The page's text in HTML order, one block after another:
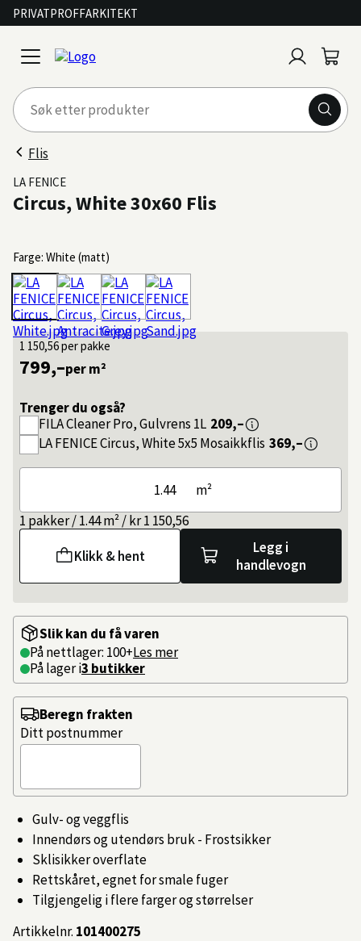
PRIVATPROFFARKITEKT
open
menu
inn
Flis
LA FENICE
Circus, White 30x60 Flis
Farge: White (matt)
1 150,56per pakke
799,–per m²
Trenger du også?
FILACleaner Pro, Gulvrens 1L 209,–
LA FENICECircus, White 5x5 Mosaikkflis 369,–
m²
1 pakker / 1.44 m² / kr 1 150,56
Klikk & hent
Legg i
handlevogn
Slik kan du få varen
På nettlager: 100+Les mer
På lager i3 butikker
Gulv- og veggflis
Innendørs og utendørs bruk - Frostsikker
Sklisikker overflate
Rettskåret, egnet for smale fuger
Tilgjengelig i flere farger og størrelser
Artikkelnr. 101400275
Beregn frakten
Ditt postnummer